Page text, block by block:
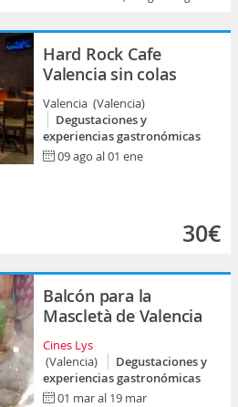
Hard Rock Cafe
Valencia sin colas
Valencia (Valencia)
Degustaciones y
experiencias gastronómicas
09 ago al 01 ene
30€
Balcón para la
Mascletà de Valencia
Cines Lys
(Valencia)
Degustaciones y
experiencias gastronómicas
01 mar al 19 mar